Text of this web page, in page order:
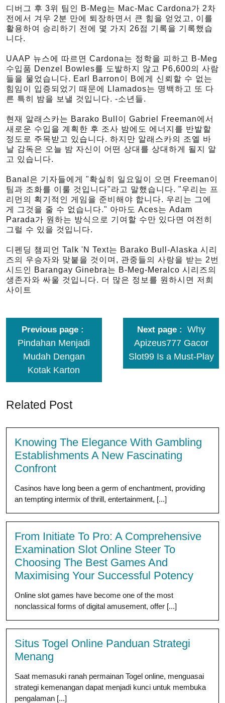
디버그 후 3위 팀인 B-Meg는 Mac-Mac Cardona가 2차
전에서 겨우 2분 만에 퇴장하면서 큰 힘을 얻었고, 이를
활용하여 승리하기 전에 몇 가지 26점 기록을 기록했습
니다.
UAAP 뉴스에 따르면 Cardona는 정학을 피하고 B-Meg
수입품 Denzel Bowles를 도발하지 않고 P6,600의 사람
들을 물었습니다. Earl Barron이 B에게 신뢰할 수 없는
힘임이 입증되었기 때문에 Llamados는 명백하고 또 다
른 특히 밤을 보낼 것입니다. -소년들.
현재 알래스카는 Barako Bull이 Gabriel Freeman에서
새로운 수입을 계획한 후 조사 밤에도 에너지를 반발할
정도로 주목받고 있습니다. 하지만 알래스카의 조엘 바
날 감독은 오늘 밤 자신이 어떤 상대를 상대하게 될지 알
고 있습니다.
Banal은 기자들에게 "확실히 일요일이 오면 Freeman이
팀과 조화를 이룰 것입니다"라고 말했습니다. "우리는 프
리먼의 획기적인 게임을 준비해야 합니다. 우리는 그에
게 그것을 줄 수 없습니다." 아마도 Aces는 Adam
Parada가 원하는 방식으로 기여할 수만 있다면 여전히
그럴 수 있을 것입니다.
디펜딩 챔피언 Talk 'N Text는 Barako Bull-Alaska 시리
즈의 우승자와 맞붙을 것이며, 관중들의 사랑을 받는 2번
시드인 Barangay Ginebra는 B-Meg-Meralco 시리즈의
생존자와 싸울 것입니다. 더 많은 정보를 원하시면 저희
사이트
Previous page
Pindahan Menjadi
Mudah Dengan
Kotak Karton
Next page
Why
Apizeus777 Gacor
Slot99 Is a Must-Play
Related Post
Knowing The Elegance With Gambling
Establishments A New Fascinating
Confront
Casinos have long been a germ of enchantment, providing
an tempting intermix of thrill, entertainment, [...]
From Initiate To Pro: A Comprehensive
Examination Slot Online Steer To
Choosing The Best Games And
Maximising Your Successful Potency
Online slot games have become one of the most
nonclassical forms of digital amusement, offer [...]
Situs Togel Online Panduan Strategi
Menang
Saat memasuki ranah permainan Togel online, menguasai
strategi kemenangan dapat menjadi kunci untuk membuka
pengalaman [...]